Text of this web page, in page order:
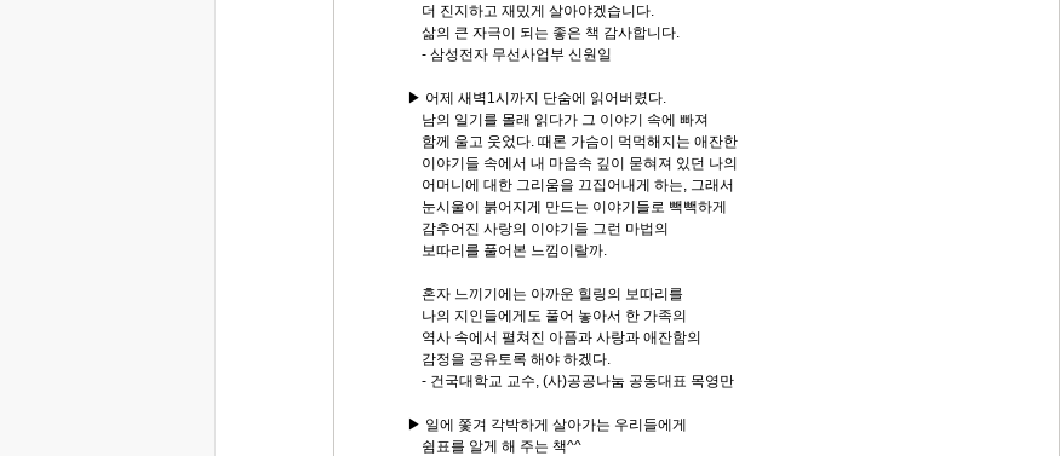
더 진지하고 재밌게 살아야겠습니다.
삶의 큰 자극이 되는 좋은 책 감사합니다.
- 삼성전자 무선사업부 신원일
▶ 어제 새벽1시까지 단숨에 읽어버렸다.
남의 일기를 몰래 읽다가 그 이야기 속에 빠져
함께 울고 웃었다. 때론 가슴이 먹먹해지는 애잔한
이야기들 속에서 내 마음속 깊이 묻혀져 있던 나의
어머니에 대한 그리움을 끄집어내게 하는, 그래서
눈시울이 붉어지게 만드는 이야기들로 빽빽하게
감추어진 사랑의 이야기들 그런 마법의
보따리를 풀어본 느낌이랄까.
혼자 느끼기에는 아까운 힐링의 보따리를
나의 지인들에게도 풀어 놓아서 한 가족의
역사 속에서 펼쳐진 아픔과 사랑과 애잔함의
감정을 공유토록 해야 하겠다.
- 건국대학교 교수, (사)공공나눔 공동대표 목영만
▶ 일에 쫓겨 각박하게 살아가는 우리들에게
쉼표를 알게 해 주는 책^^